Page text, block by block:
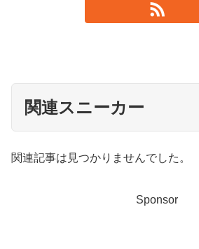
関連スニーカー
関連記事は見つかりませんでした。
Sponsor